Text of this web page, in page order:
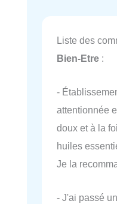
Liste des
Bien-Etre :
-
attentionnée
doux et à la
huiles
Je la
- J'ai passé